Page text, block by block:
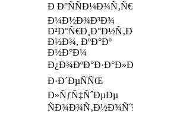
Ð Ð°ÑÑÐ¼Ð¾Ñ‚Ñ€ÐµÐ»Ð¸
Ð¼Ð½Ð¾Ð³Ð¾
Ð²Ð°Ñ€Ð¸Ð°Ð½Ñ‚Ð¾Ð²,
Ð½Ð¾, ÐºÐ°Ðº
Ð½Ð°Ð¼
Ð¿Ð¾ÐºÐ°Ð·Ð°Ð»Ð¾ÑÑŒ,
Ð·Ð´ÐµÑÑŒ
Ð»ÑƒÑ‡ÑˆÐµÐµ
ÑÐ¾Ð¾Ñ‚Ð½Ð¾ÑˆÐµÐ½Ð¸Ðµ